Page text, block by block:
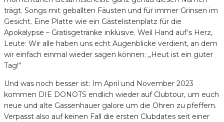
trägt. Songs mit geballten Fäusten und für immer Grinsen im
Gesicht. Eine Platte wie ein Gästelistenplatz für die
Apokalypse – Gratisgetränke inklusive. Weil Hand auf’s Herz,
Leute: Wir alle haben uns echt Augenblicke verdient, an dem
wir einfach einmal wieder sagen können: „Heut ist ein guter
Tag!“
Und was noch besser ist: Im April und November 2023
kommen DIE DONOTS endlich wieder auf Clubtour, um euch
neue und alte Gassenhauer galore um die Ohren zu pfeffern.
Verpasst also auf keinen Fall die ersten Clubdates seit einer